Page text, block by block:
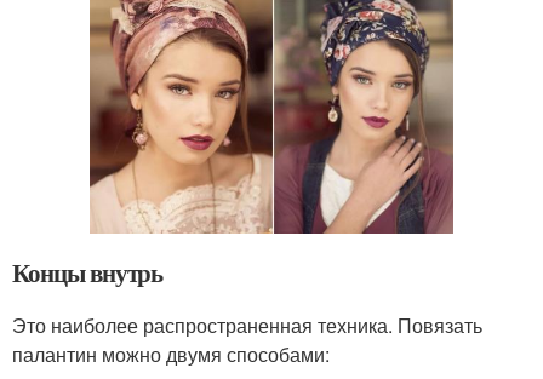
Концы внутрь
Это наиболее распространенная техника. Повязать
палантин можно двумя способами: